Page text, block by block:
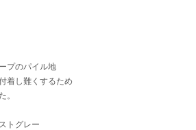
プのパイル地
着し難くするため
。
トグレー